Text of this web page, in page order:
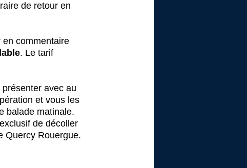
de retour en
commentaire
. Le tarif
avec au
et vous les
balade matinale.
de décoller
Quercy Rouergue.